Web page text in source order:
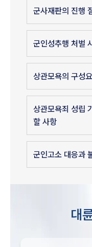
군사재판의 진행
군인성추행 처벌
상관모욕의 구성
상관모욕죄 성립
할 사항
군인고소 대응과
대